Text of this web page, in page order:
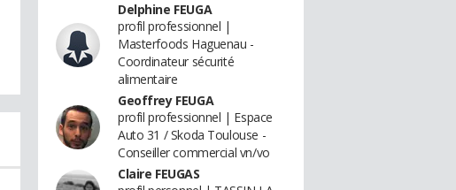
Delphine FEUGA
profil professionnel |
Masterfoods Haguenau -
Coordinateur sécurité
alimentaire
Geoffrey FEUGA
profil professionnel | Espace
Auto 31 / Skoda Toulouse -
Conseiller commercial vn/vo
Claire FEUGAS